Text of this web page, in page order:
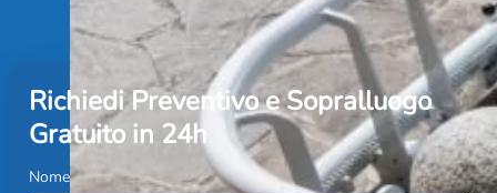
Richiedi Preventivo e Sopralluogo
Gratuito in 24h
Nome